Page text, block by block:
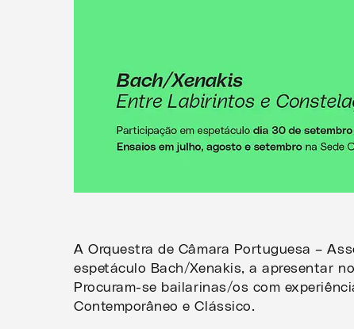
A Orquestra de Câmara Portuguesa –
espetáculo Bach/Xenakis, a apresentar
Procuram-se bailarinas/os com
Contemporâneo e Clássico.